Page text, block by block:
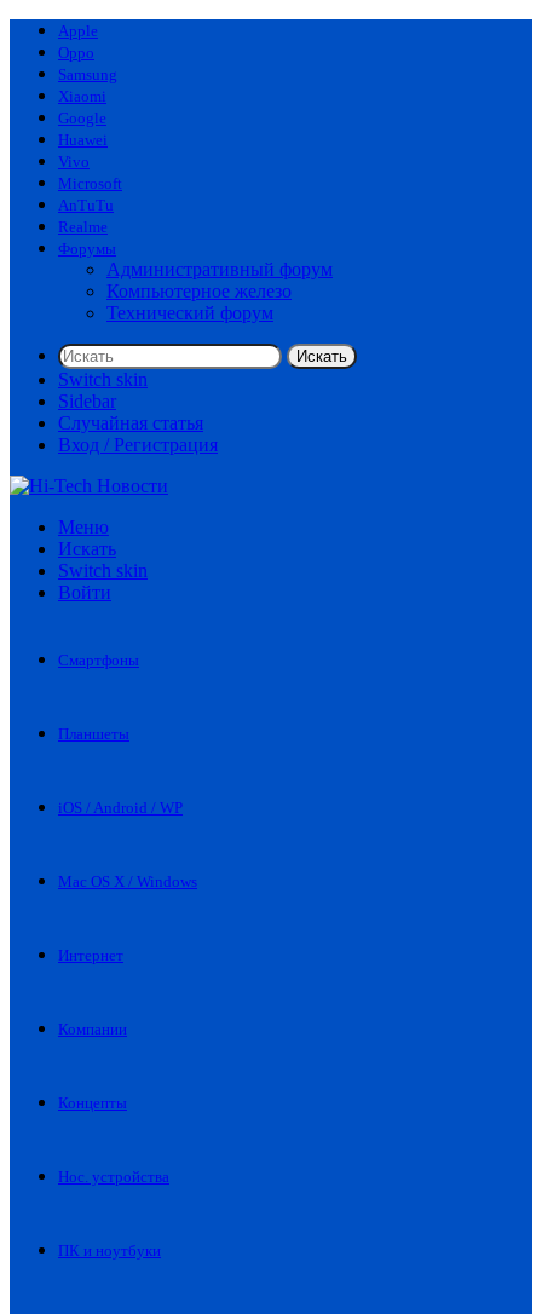
Apple
Oppo
Samsung
Xiaomi
Google
Huawei
Vivo
Microsoft
AnTuTu
Realme
Форумы
Административный форум
Компьютерное железо
Технический форум
Искать
Switch skin
Sidebar
Случайная статья
Вход / Регистрация
Меню
Искать
Switch skin
Войти
Смартфоны
Планшеты
iOS / Android / WP
Mac OS X / Windows
Интернет
Компании
Концепты
Нос. устройства
ПК и ноутбуки